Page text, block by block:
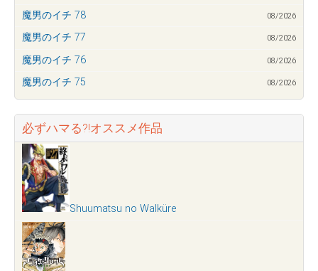
魔男のイチ 78 08/2026
魔男のイチ 77 08/2026
魔男のイチ 76 08/2026
魔男のイチ 75 08/2026
必ずハマる?!オススメ作品
Shuumatsu no Walküre